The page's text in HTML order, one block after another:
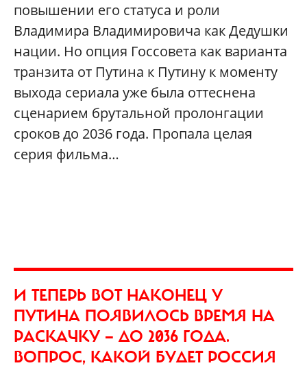
повышении его статуса и роли
Владимира Владимировича как Дедушки
нации. Но опция Госсовета как варианта
транзита от Путина к Путину к моменту
выхода сериала уже была оттеснена
сценарием брутальной пролонгации
сроков до 2036 года. Пропала целая
серия фильма…
И ТЕПЕРЬ ВОТ НАКОНЕЦ У
ПУТИНА ПОЯВИЛОСЬ ВРЕМЯ НА
РАСКАЧКУ — ДО 2036 ГОДА.
ВОПРОС, КАКОЙ БУДЕТ РОССИЯ